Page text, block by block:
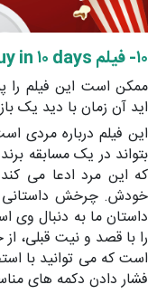
۱۰- فیلم How to lose a guy in ۱۰ days
ممکن است این فیلم را
اید آن زمان با دید یک
این فیلم درباره مردی
بتواند در یک مسابقه
که این مرد ادعا می
خودش. چرخش داستانی
داستان ما به دنبال وی
را با قصد و نیت قبلی،
است که می توانید با
فشار دادن دکمه های